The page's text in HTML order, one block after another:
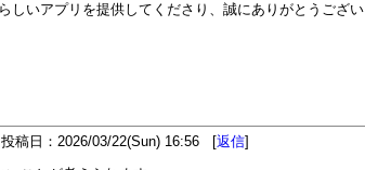
しいアプリを提供してくださり、誠にありがとうござい
投稿日：2026/03/22(Sun) 16:56 [返信]